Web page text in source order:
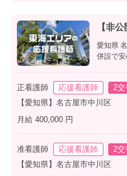
【非公
愛知県
併設で
正看護師 応援看護師 2交
【愛知県】名古屋市中川区
月給 400,000 円
准看護師 応援看護師 2交
【愛知県】名古屋市中川区